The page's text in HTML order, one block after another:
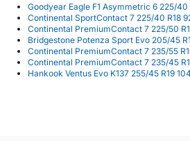
Goodyear Eagle F1 Asymmetric 6 225/
Continental SportContact 7 225/40 R18
Continental PremiumContact 7 225/50
Bridgestone Potenza Sport Evo 205/45
Continental PremiumContact 7 235/55
Continental PremiumContact 7 235/45
Hankook Ventus Evo K137 255/45 R19